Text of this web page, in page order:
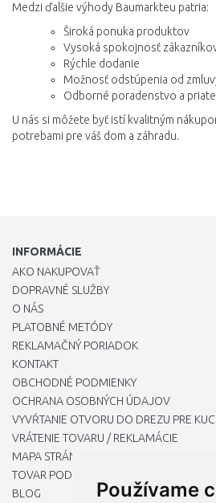
Používame
Medzi ďalšie výhody Baumarkteu patria:
Široká ponuka produktov
Vysoká spokojnosť
Rýchle dodanie
Možnosť odstúpenia od
Odborné poradenstvo a
U nás si môžete byť istí kvalitným
potrebami pre váš dom a záhradu.
INFORMÁCIE
AKO NAKUPOVAŤ
DOPRAVNÉ SLUŽBY
O NÁS
PLATOBNÉ METÓDY
REKLAMAČNÝ PORIADOK
KONTAKT
OBCHODNÉ PODMIENKY
OCHRANA OSOBNÝCH ÚDAJOV
VYVŔTANIE OTVORU DO DREZU PRE
VRÁTENIE TOVARU / REKLAMÁCIE
MAPA STRÁNOK
TOVAR PODĽA ZNAČIEK
BLOG